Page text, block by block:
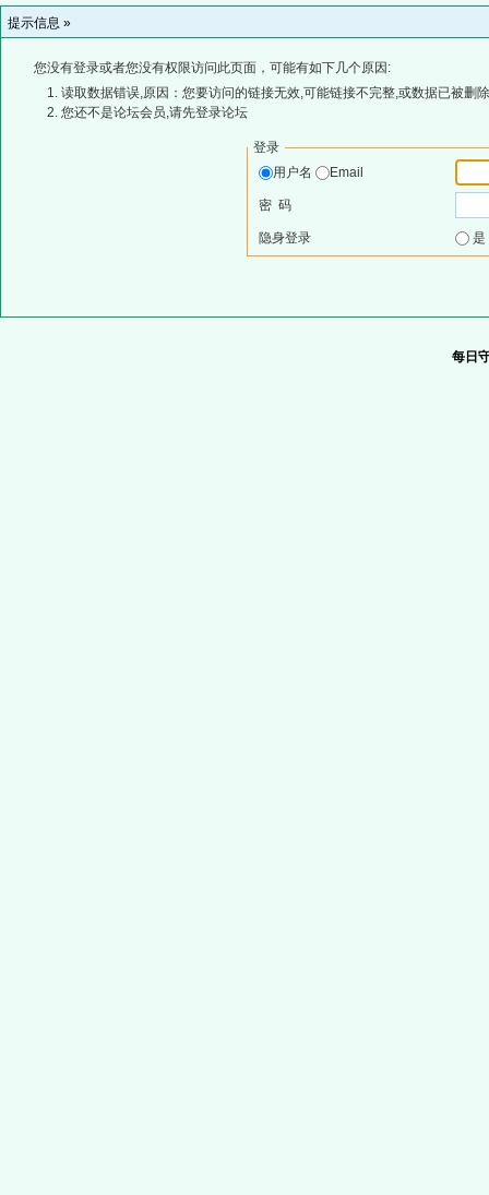
提示信息 »
您没有登录或者您没有权限访问此页面，可能有如下几个原因:
读取数据错误,原因：您要访问的链接无效,可能链接不完整,或数据已被删
您还不是论坛会员,请先登录论坛
登录
用户名
Email
密 码
隐身登录
每日